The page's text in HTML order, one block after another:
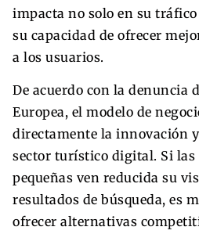
impacta no solo en su
su capacidad de ofrecer
a los usuarios.
De acuerdo con la denuncia
Europea, el modelo de
directamente la innovación
sector turístico digital. Si las
pequeñas ven reducida su
resultados de búsqueda, es
ofrecer alternativas